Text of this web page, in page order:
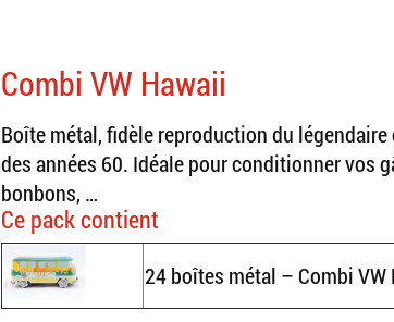
Combi VW Hawaii
Boîte métal, fidèle reproduction du
des années 60. Idéale pour conditionner vos
bonbons, …
Ce pack contient
24 boîtes métal – Combi VW